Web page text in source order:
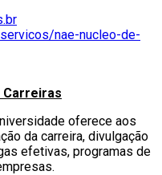
nae-nucleo-de-
Carreiras
oferece aos
da carreira, divulgação
efetivas, programas de